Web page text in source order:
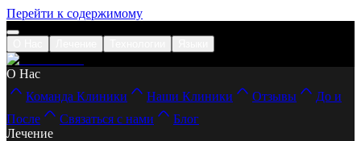
Перейти к содержимому
О Нас
Команда Клиники
Наши Клиники Отзывы
До и
После
Связаться с нами
Блог
Лечение